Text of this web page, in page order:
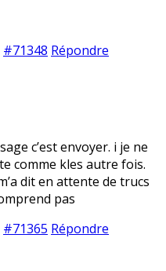
#71348 Répondre
c’est envoyer. i je ne
comme kles autre fois.
dit en attente de trucs
pas
#71365 Répondre